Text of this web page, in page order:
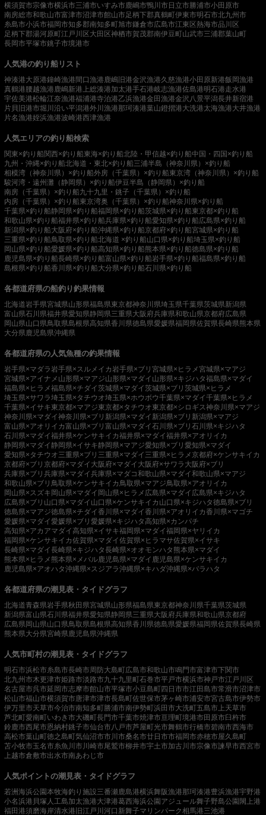
横須賀市宗像市横浜市三浦市いすみ市鹿嶋市鴨川市日立市勝浦市小田原市
南房総市和歌山市富津市沼津市館山市足柄下郡真鶴町伊東市明石市北九州市
糸島市小浜市福岡市知多郡南知多町旭市鎌倉市広島市江東区熱海市品川区
足柄下郡湯河原町江戸川区大田区神栖市賀茂郡南伊豆町山武市三浦郡葉山町
長岡市平塚市銚子市境港市
人気港の釣り船リスト
神湊港大原港鐘崎漁港間口漁港 鹿嶋旧港金沢漁港久慈漁港小田原新港飯岡漁港
真鶴港腰越漁港 鹿嶋新港 上総湊港加太港手石港岐志漁港佐島港明石港走水港
宇佐美港松輪江奈漁港福浦港寺泊港乙浜漁港金田漁港金沢八景平潟長井新宿港
片貝旧港市堀川沿い平潟港外川漁港那珂湊港葉山鐙摺港大洗港太海漁港大井漁港
片名漁港姪浜漁港波崎港西津漁港
人気エリアの釣り船検索
関東×釣り船関西×釣り船東海×釣り船北陸・甲信越×釣り船中国・四国×釣り船
九州・沖縄×釣り船北海道・東北×釣り船三浦半島（神奈川県）×釣り船
相模湾（神奈川県）×釣り船外房（千葉県）×釣り船東京湾（神奈川県）×釣り船
駿河湾・遠州灘（静岡県）×釣り船伊豆半島（静岡県）×釣り船
南房（千葉県）×釣り船九十九里・銚子（千葉県）×釣り船
内房（千葉県）×釣り船東京湾奥（千葉県）×釣り船神奈川県×釣り船
千葉県×釣り船静岡県×釣り船福岡県×釣り船茨城県×釣り船東京都×釣り船
和歌山県×釣り船福井県×釣り船兵庫県×釣り船愛知県×釣り船広島県×釣り船
新潟県×釣り船大阪府×釣り船沖縄県×釣り船京都府×釣り船宮城県×釣り船
三重県×釣り船鳥取県×釣り船北海道 ×釣り船山口県×釣り船埼玉県×釣り船
岡山県×釣り船愛媛県×釣り船高知県×釣り船熊本県×釣り船徳島県×釣り船
鹿児島県×釣り船長崎県×釣り船富山県×釣り船岩手県×釣り船福島県×釣り船
島根県×釣り船香川県×釣り船大分県×釣り船石川県×釣り船
各都道府県の船釣り釣果情報
北海道岩手県宮城県山形県福島県東京都神奈川県埼玉県千葉県茨城県新潟県
富山県石川県福井県愛知県静岡県三重県大阪府兵庫県和歌山県京都府広島県
岡山県山口県鳥取県島根県高知県香川県徳島県愛媛県福岡県佐賀県長崎県熊本県
大分県 鹿児島県沖縄県
各都道府県の人気魚種の釣果情報
岩手県×マダラ 岩手県×スルメイカ 岩手県×ブリ 宮城県×ヒラメ宮城県×マアジ
宮城県×アイナメ 山形県×マアジ山形県×マダイ 山形県×キジハタ福島県×マダイ
福島県×ヒラメ福島県×チダイ茨城県×マダイ茨城県×ブリ 茨城県×ヒラメ
埼玉県×サワラ埼玉県×タチウオ埼玉県×ホウボウ千葉県×マダイ千葉県×ヒラメ
千葉県×イサキ東京都×マアジ東京都×タチウオ東京都×シロギス神奈川県×マアジ
神奈川県×マダイ神奈川県×ブリ 新潟県×マダイ 新潟県×ブリ 新潟県×マアジ
富山県×アオリイカ富山県×ブリ 富山県×マダイ石川県×ブリ 石川県×キジハタ
石川県×マダイ福井県×ケンサキイカ福井県×マダイ福井県×アオリイカ
静岡県×マダイ静岡県×イサキ静岡県×マアジ愛知県×ブリ 愛知県×マダイ
愛知県×タチウオ三重県×ブリ 三重県×マダイ 三重県×ヒラメ京都府×ケンサキイカ
京都府×ブリ 京都府×マダイ 大阪府×マダイ 大阪府×サワラ 大阪府×ブリ
兵庫県×ブリ 兵庫県×マダイ兵庫県×マダコ和歌山県×マダイ和歌山県×マアジ
和歌山県×ブリ 鳥取県×ケンサキイカ 鳥取県×マアジ鳥取県×アオリイカ
岡山県×スズキ岡山県×マダイ 岡山県×ヒラメ 広島県×マダイ 広島県×キジハタ
広島県×ブリ 山口県×マダイ 山口県×ケンサキイカ 山口県×キジハタ徳島県×ブリ
徳島県×マアジ徳島県×チダイ香川県×マダイ香川県×アオリイカ香川県×マゴチ
愛媛県×マダイ愛媛県×ブリ 愛媛県×キジハタ高知県×カンパチ
高知県×アカアマダイ高知県×イサキ福岡県×マダイ福岡県×ヤリイカ
福岡県×ケンサキイカ佐賀県×マダイ佐賀県×ヒラマサ佐賀県×イサキ
長崎県×マダイ長崎県×キジハタ長崎県×オオモンハタ 熊本県×マダイ
熊本県×ヒラメ 熊本県×メバル鹿児島県×マダイ 鹿児島県×ケンサキイカ
鹿児島県×アオハタ沖縄県×スジアラ沖縄県×キハダ沖縄県×バラハタ
各都道府県の潮見表・タイドグラフ
北海道青森県岩手県秋田県宮城県山形県福島県東京都神奈川県千葉県茨城県
新潟県富山県石川県福井県愛知県静岡県三重県大阪府兵庫県和歌山県京都府
広島県岡山県山口県鳥取県島根県高知県香川県徳島県愛媛県福岡県佐賀県長崎県
熊本県大分県宮崎県 鹿児島県沖縄県
人気市町村の潮見表・タイドグラフ
明石市浜松市糸島市長崎市周防大島町広島市和歌山市鳴門市富津市下関市
北九州市木更津市姫路市淡路市九十九里町石巻市平戸市横浜市神戸市江戸川区
名古屋市呉市延岡市志摩市館山市平塚市小豆島町四日市市江田島市常滑市沼津市
松山市福山市横須賀市唐津市津市長島町佐世保市茅ヶ崎市浦安市宮古島市伊勢市
伊万里市天草市今治市南知多町勝浦市南伊勢町浜田市大洗町五島市 上天草市
芦北町愛南町いわき市大磯町長門市千葉市焼津市亘理町境港市田原市臼杵市
鈴鹿市西尾市恩納村銚子市仙台市八戸市芦屋町光市舞鶴市行橋市碧南市西海市
高松市葉山町徳之島町気仙沼市市川市桑名市廿日市市福岡市赤穂市屋久島町
苫小牧市玉名市糸魚川市 川崎市尾鷲市柳井市宇土市加古川市宗像市諫早市西宮市
上越市倉敷市出水市南あわじ市
人気ポイントの潮見表・タイドグラフ
若洲海浜公園本牧海釣り施設三番瀬 鹿島港横浜舞阪漁港那珂湊港豊浜漁港宇野港
小名浜港 貝塚人工島加太漁港大津港葛西海浜公園アジュール舞子野島公園閖上港
福田港須磨海岸清水港 旧江戸川河口 新舞子マリンパーク相馬港三池港